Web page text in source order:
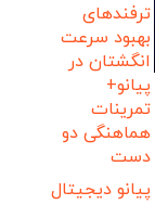
ترفندهای
بهبود سرعت
انگشتان در
پیانو+
تمرینات
هماهنگی دو
دست
پیانو دیجیتال